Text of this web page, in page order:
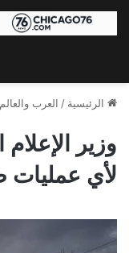
الرئيسية / العرب والعالم
وزير
لأي عمليات